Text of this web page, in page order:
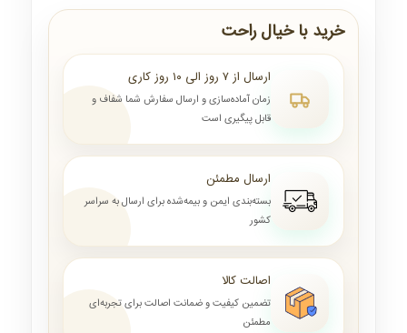
خرید با خیال راحت
ارسال از ۷ روز الی ۱۰ روز کاری
زمان آماده‌سازی و ارسال سفارش شما شفاف و
قابل پیگیری است
ارسال مطمئن
بسته‌بندی ایمن و بیمه‌شده برای ارسال به سراسر
کشور
اصالت کالا
تضمین کیفیت و ضمانت اصالت برای تجربه‌ای
مطمئن